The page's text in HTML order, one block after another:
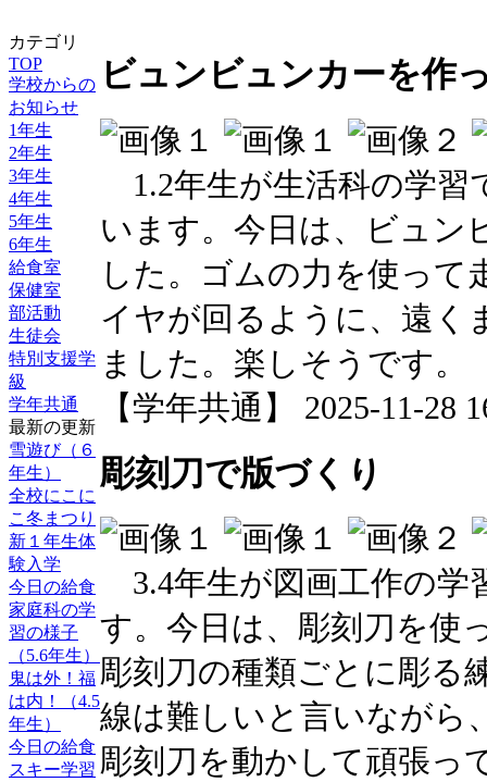
カテゴリ
TOP
学校からの
お知らせ
1年生
2年生
3年生
4年生
5年生
6年生
給食室
保健室
部活動
生徒会
特別支援学
級
学年共通
最新の更新
雪遊び（６
年生）
全校にこに
こ冬まつり
新１年生体
験入学
今日の給食
家庭科の学
習の様子
（5.6年生）
鬼は外！福
は内！（4.5
年生）
今日の給食
スキー学習
ビュンビュンカーを作
1.2年生が生活科の学習
います。今日は、ビュン
した。ゴムの力を使って
イヤが回るように、遠く
ました。楽しそうです。
【学年共通】 2025-11-28
彫刻刀で版づくり
3.4年生が図画工作の学
す。今日は、彫刻刀を使
彫刻刀の種類ごとに彫る
線は難しいと言いながら
彫刻刀を動かして頑張っ